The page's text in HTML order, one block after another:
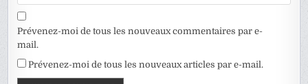
Prévenez-moi de tous les nouveaux commentaires par e-
mail.
Prévenez-moi de tous les nouveaux articles par e-mail.